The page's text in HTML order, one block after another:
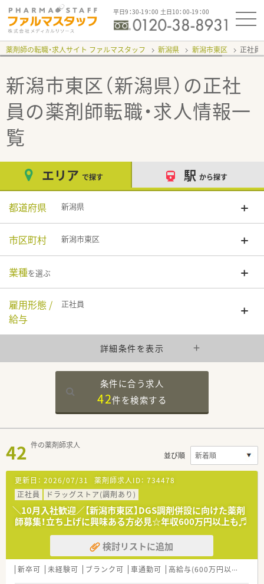
平日9：30-19：00 土日10：00-19：00
薬剤師の転職・求人サイト ファルマスタッフ 新潟県 新潟市東区 正社員
新潟市東区（新潟県）の正社
員の薬剤師転職・求人情報一
覧
エリア で探す 駅 から探す
都道府県 新潟県
市区町村 新潟市東区
業種を選ぶ
雇用形態 /
給与
正社員
詳細条件を表示
条件に合う求人
42件を検索する
42 件の薬剤師求人
並び順
更新日： 2026/07/31 薬剤師求人ID： 734478
正社員
ドラッグストア(調剤あり)
＼10月入社歓迎／【新潟市東区】DGS調剤併設に向けた薬剤
師募集！立ち上げに興味ある方必見☆年収600万円以上も♬
検討リストに追加
新卒可 未経験可 ブランク可 車通勤可 高給与(600万円以上)